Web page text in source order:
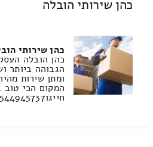
כהן שירותי הובלה
כהן שירותי
כהן הובלה
הגבוהה ביותר
ומתן שירות
המקום הכי טוב
חייגו0544945737 זמינות מרבית […]